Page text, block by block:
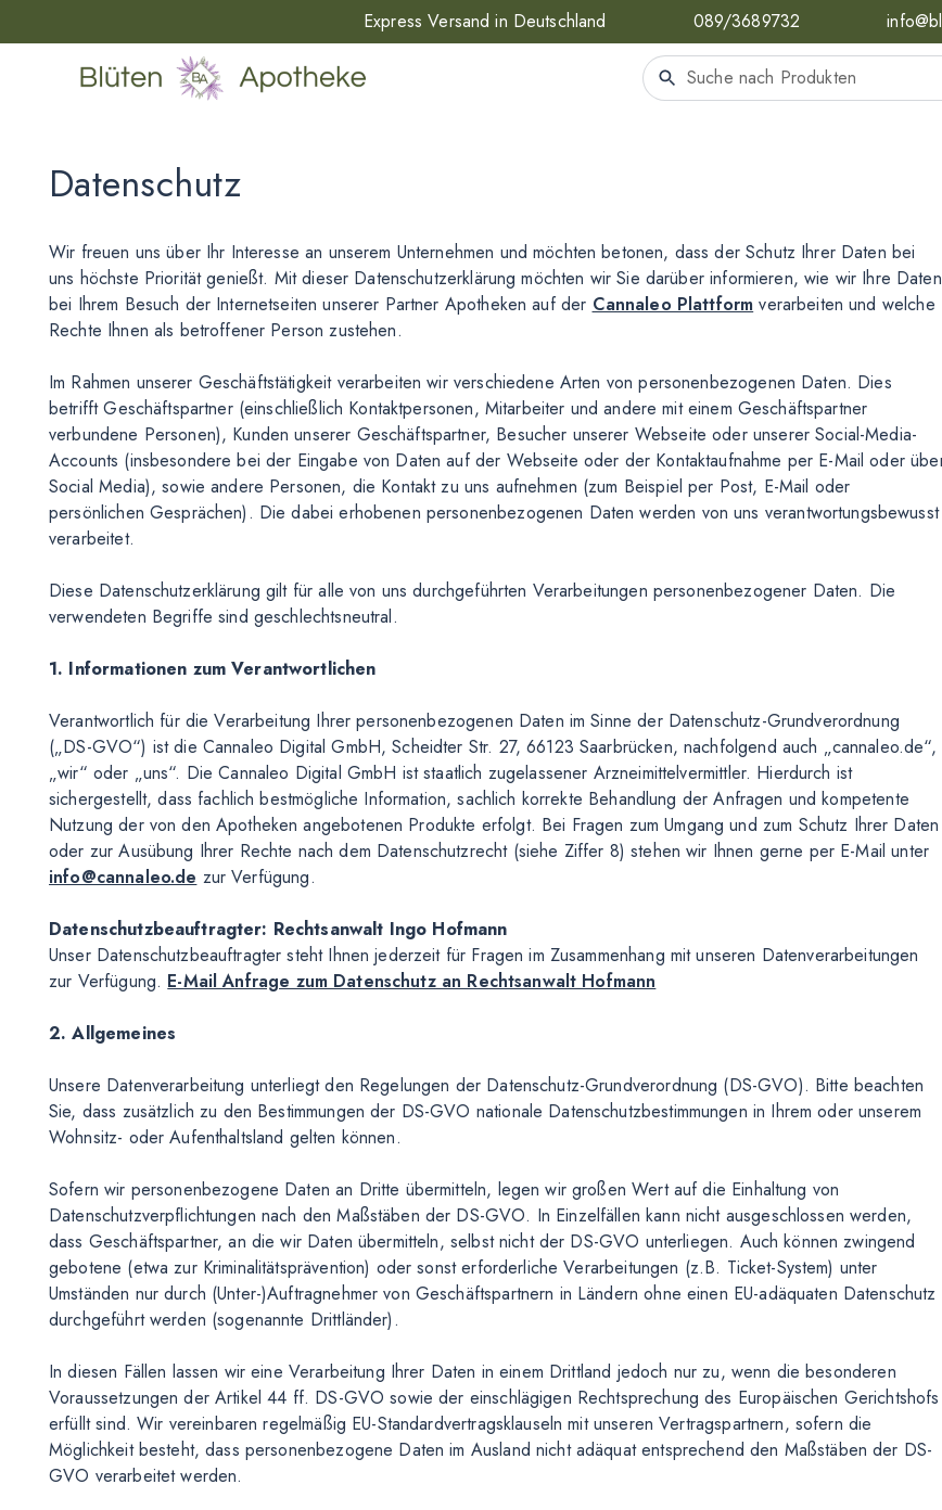
Express Versand in Deutschland 089/3689732
Datenschutz
Wir freuen uns über Ihr Interesse an unserem Unternehmen und möchten betonen, dass der Schutz Ihrer Daten bei
uns höchste Priorität genießt. Mit dieser Datenschutzerklärung möchten wir Sie darüber informieren, wie wir Ihre Daten
bei Ihrem Besuch der Internetseiten unserer Partner Apotheken auf der Cannaleo Plattform verarbeiten und welche
Rechte Ihnen als betroffener Person zustehen.
Im Rahmen unserer Geschäftstätigkeit verarbeiten wir verschiedene Arten von personenbezogenen Daten. Dies
betrifft Geschäftspartner (einschließlich Kontaktpersonen, Mitarbeiter und andere mit einem Geschäftspartner
verbundene Personen), Kunden unserer Geschäftspartner, Besucher unserer Webseite oder unserer Social-Media-
Accounts (insbesondere bei der Eingabe von Daten auf der Webseite oder der Kontaktaufnahme per E-Mail oder
Social Media), sowie andere Personen, die Kontakt zu uns aufnehmen (zum Beispiel per Post, E-Mail oder
persönlichen Gesprächen). Die dabei erhobenen personenbezogenen Daten werden von uns verantwortungsbewusst
verarbeitet.
Diese Datenschutzerklärung gilt für alle von uns durchgeführten Verarbeitungen personenbezogener Daten. Die
verwendeten Begriffe sind geschlechtsneutral.
1. Informationen zum Verantwortlichen
Verantwortlich für die Verarbeitung Ihrer personenbezogenen Daten im Sinne der Datenschutz-Grundverordnung
(„DS-GVO“) ist die Cannaleo Digital GmbH, Scheidter Str. 27, 66123 Saarbrücken, nachfolgend auch „cannaleo.de“,
„wir“ oder „uns“. Die Cannaleo Digital GmbH ist staatlich zugelassener Arzneimittelvermittler. Hierdurch ist
sichergestellt, dass fachlich bestmögliche Information, sachlich korrekte Behandlung der Anfragen und kompetente
Nutzung der von den Apotheken angebotenen Produkte erfolgt. Bei Fragen zum Umgang und zum Schutz Ihrer Daten
oder zur Ausübung Ihrer Rechte nach dem Datenschutzrecht (siehe Ziffer 8) stehen wir Ihnen gerne per E-Mail unter
info@cannaleo.de zur Verfügung.
Datenschutzbeauftragter: Rechtsanwalt Ingo Hofmann
Unser Datenschutzbeauftragter steht Ihnen jederzeit für Fragen im Zusammenhang mit unseren Datenverarbeitungen
zur Verfügung. E-Mail Anfrage zum Datenschutz an Rechtsanwalt Hofmann
2. Allgemeines
Unsere Datenverarbeitung unterliegt den Regelungen der Datenschutz-Grundverordnung (DS-GVO). Bitte beachten
Sie, dass zusätzlich zu den Bestimmungen der DS-GVO nationale Datenschutzbestimmungen in Ihrem oder unserem
Wohnsitz- oder Aufenthaltsland gelten können.
Sofern wir personenbezogene Daten an Dritte übermitteln, legen wir großen Wert auf die Einhaltung von
Datenschutzverpflichtungen nach den Maßstäben der DS-GVO. In Einzelfällen kann nicht ausgeschlossen werden,
dass Geschäftspartner, an die wir Daten übermitteln, selbst nicht der DS-GVO unterliegen. Auch können zwingend
gebotene (etwa zur Kriminalitätsprävention) oder sonst erforderliche Verarbeitungen (z.B. Ticket-System) unter
Umständen nur durch (Unter-)Auftragnehmer von Geschäftspartnern in Ländern ohne einen EU-adäquaten Datenschutz
durchgeführt werden (sogenannte Drittländer).
In diesen Fällen lassen wir eine Verarbeitung Ihrer Daten in einem Drittland jedoch nur zu, wenn die besonderen
Voraussetzungen der Artikel 44 ff. DS-GVO sowie der einschlägigen Rechtsprechung des Europäischen Gerichtshofs
erfüllt sind. Wir vereinbaren regelmäßig EU-Standardvertragsklauseln mit unseren Vertragspartnern, sofern die
Möglichkeit besteht, dass personenbezogene Daten im Ausland nicht adäquat entsprechend den Maßstäben der DS-
GVO verarbeitet werden.